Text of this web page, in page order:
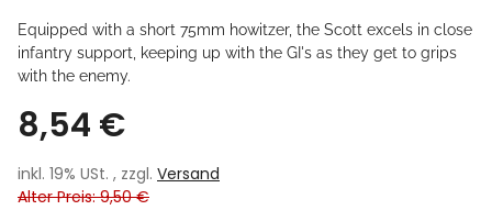
Equipped with a short 75mm howitzer, the Scott excels in close
infantry support, keeping up with the GI's as they get to grips
with the enemy.
8,54 €
inkl. 19% USt. , zzgl. Versand
Alter Preis: 9,50 €